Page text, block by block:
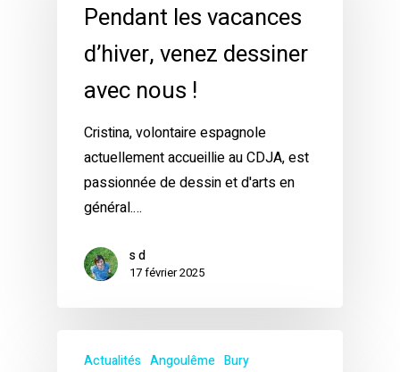
Pendant les vacances
d’hiver, venez dessiner
avec nous !
Cristina, volontaire espagnole
actuellement accueillie au CDJA, est
passionnée de dessin et d'arts en
général.…
s d
17 février 2025
Actualités Angoulême Bury